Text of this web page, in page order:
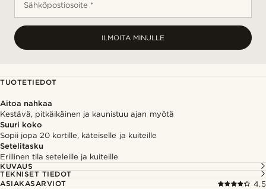
Sähköpostiosoite *
ILMOITA MINULLE
TUOTETIEDOT
Aitoa nahkaa
Kestävä, pitkäikäinen ja kaunistuu ajan myötä
Suuri koko
Sopii jopa 20 kortille, käteiselle ja kuiteille
Setelitasku
Erillinen tila seteleille ja kuiteille
KUVAUS
TEKNISET TIEDOT
ASIAKASARVIOT
4.5